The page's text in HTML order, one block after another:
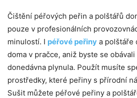
Čištění péřových peřin a polštářů
pouze v profesionálních
minulostí. I péřové peřiny a polštáře
doma v pračce, aniž byste se
donedávna plynula. Použít musíte
prostředky, které peřiny s přírodní
Sušit můžete péřové peřiny a